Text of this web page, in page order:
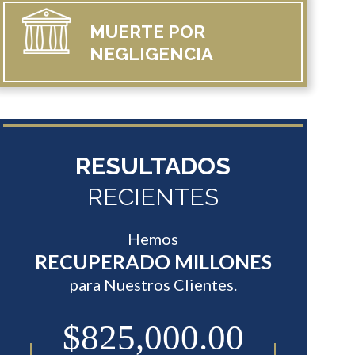
MUERTE POR
NEGLIGENCIA
RESULTADOS
RECIENTES
Hemos
RECUPERADO MILLONES
para Nuestros Clientes.
$825,000.00